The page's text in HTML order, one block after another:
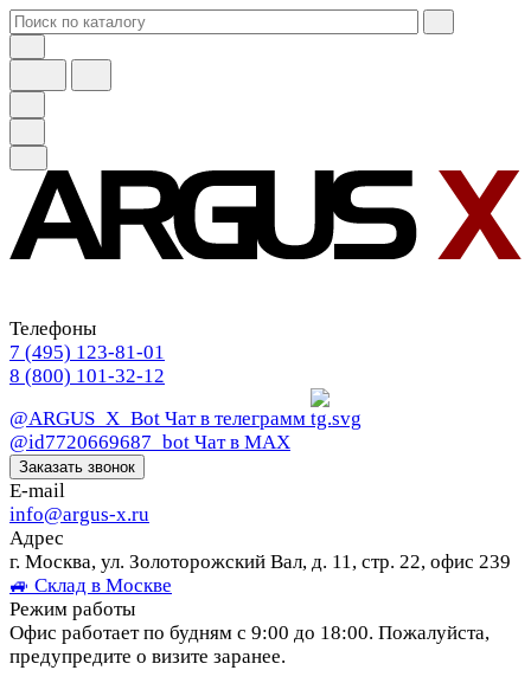
Телефоны
7 (495) 123-81-01
8 (800) 101-32-12
@ARGUS_X_Bot Чат в телеграмм
@id7720669687_bot Чат в МАХ
Заказать звонок
E-mail
info@argus-x.ru
Адрес
г. Москва, ул. Золоторожский Вал, д. 11, стр. 22, офис 239
🚙 Склад в Москве
Режим работы
Офис работает по будням с 9:00 до 18:00. Пожалуйста,
предупредите о визите заранее.